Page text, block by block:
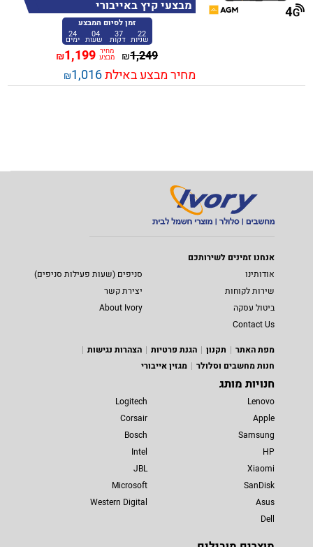
מבצעי קיץ באייבורי
זמן לסיום המבצע
22
שניות 37
דקות 04
שעות 24
ימים
1,249
₪ מחיר
מבצע 1,199
₪
מחיר מבצע באילת1,016
₪
אנחנו זמינים לשירותכם
אודותינו
סניפים (שעות פעילות סניפים)
שירות לקוחות
יצירת קשר
ביטול עסקה
About Ivory
Contact Us
מפת האתר
תקנון הגנת פרטיות
הצהרות נגישות
חנות מחשבים וסלולר
מגזין אייבורי
חנויות מותג
Lenovo
Apple
Samsung
HP
Xiaomi
SanDisk
Asus
Dell
Logitech
Corsair
Bosch
Intel
JBL
Microsoft
Western Digital